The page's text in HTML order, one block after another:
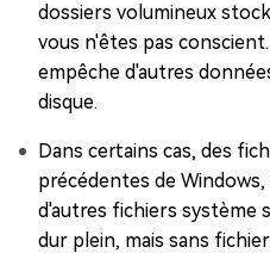
dossiers volumineux
vous n'êtes pas
empêche d'autres
disque.
Dans certains cas, des
précédentes de
d'autres fichiers système
dur plein, mais sans